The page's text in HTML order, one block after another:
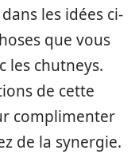
les idées ci-
que vous
les chutneys.
de cette
complimenter
de la synergie.